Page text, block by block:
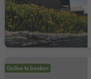
Online te boeken